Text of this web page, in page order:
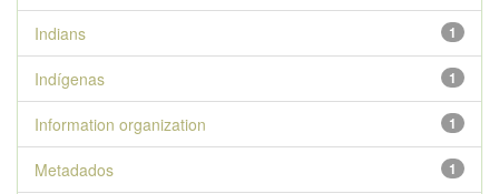
1
Indians
1
Indígenas
1
Information organization
1
Metadados